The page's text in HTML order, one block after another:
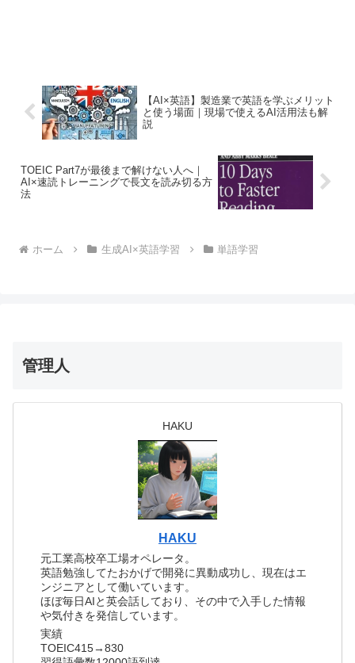
【AI×英語】製造業で英語を学ぶメリット
と使う場面｜現場で使えるAI活用法も解
説
TOEIC Part7が最後まで解けない人へ｜
AI×速読トレーニングで長文を読み切る方
法
ホーム 生成AI×英語学習 単語学習
管理人
HAKU
HAKU
元工業高校卒工場オペレータ。
英語勉強してたおかげで開発に異動成功し、現在はエ
ンジニアとして働いています。
ほぼ毎日AIと英会話しており、その中で入手した情報
や気付きを発信しています。
実績
TOEIC415→830